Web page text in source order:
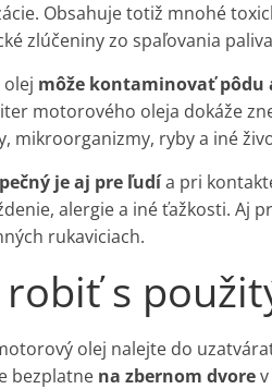
Obsahuje totiž mnohé
zlúčeniny zo spaľovania
olej môže kontaminovať pôdu
motorového oleja dokáže
mikroorganizmy, ryby a iné
je aj pre ľudía pri
alergie a iné ťažkosti. Aj
rukaviciach.
robiť s
olej nalejte do
bezplatne na zbernom dvore